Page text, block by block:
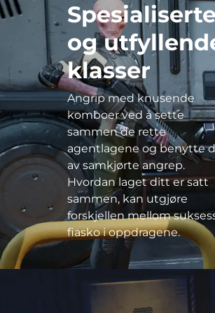
Spesialiserte
og
klasser
Angrip med knusende
komboer ved å sette
sammen de rette
agentlagene og benytte
av samkjørte angrep.
Hvordan laget ditt er satt
sammen, kan utgjøre
forskjellen mellom
fiasko i oppdragene.